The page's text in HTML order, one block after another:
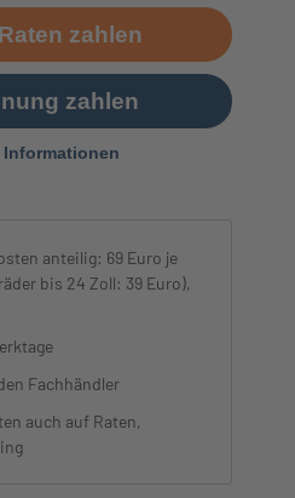
anteilig: 69 Euro je
bis 24 Zoll: 39 Euro),
Fachhändler
auch auf Raten,